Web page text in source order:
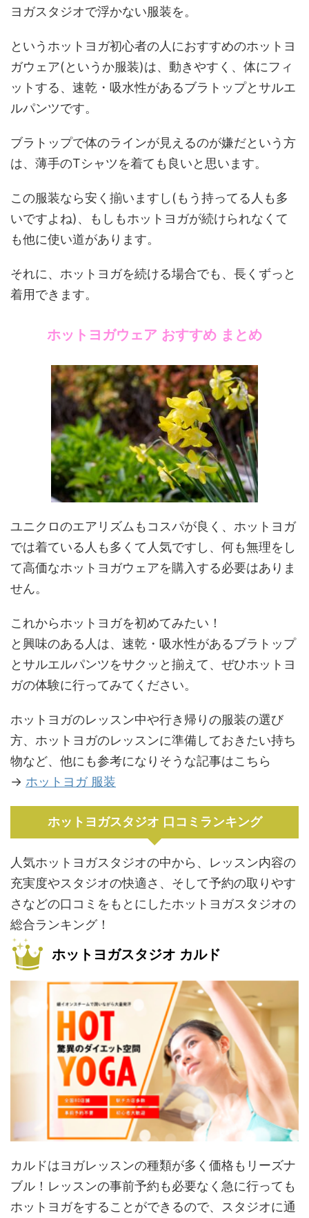
ヨガスタジオで浮かない服装を。
というホットヨガ初心者の人におすすめのホットヨ
ガウェア(というか服装)は、動きやすく、体にフィ
ットする、速乾・吸水性があるブラトップとサルエ
ルパンツです。
ブラトップで体のラインが見えるのが嫌だという方
は、薄手のTシャツを着ても良いと思います。
この服装なら安く揃いますし(もう持ってる人も多
いですよね)、もしもホットヨガが続けられなくて
も他に使い道があります。
それに、ホットヨガを続ける場合でも、長くずっと
着用できます。
ホットヨガウェア おすすめ まとめ
ユニクロのエアリズムもコスパが良く、ホットヨガ
では着ている人も多くて人気ですし、何も無理をし
て高価なホットヨガウェアを購入する必要はありま
せん。
これからホットヨガを初めてみたい！
と興味のある人は、速乾・吸水性があるブラトップ
とサルエルパンツをサクッと揃えて、ぜひホットヨ
ガの体験に行ってみてください。
ホットヨガのレッスン中や行き帰りの服装の選び
方、ホットヨガのレッスンに準備しておきたい持ち
物など、他にも参考になりそうな記事はこちら
→ ホットヨガ 服装
ホットヨガスタジオ 口コミランキング
人気ホットヨガスタジオの中から、レッスン内容の
充実度やスタジオの快適さ、そして予約の取りやす
さなどの口コミをもとにしたホットヨガスタジオの
総合ランキング！
ホットヨガスタジオ カルド
カルドはヨガレッスンの種類が多く価格もリーズナ
ブル！レッスンの事前予約も必要なく急に行っても
ホットヨガをすることができるので、スタジオに通